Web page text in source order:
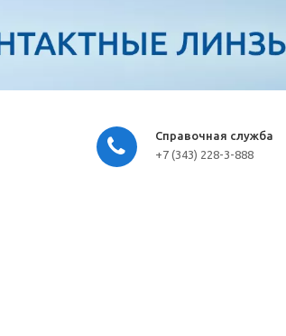
Справочная служба
+7 (343) 228-3-888